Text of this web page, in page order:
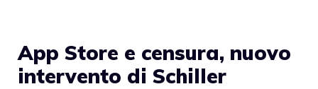
App Store e censura, nuovo
intervento di Schiller